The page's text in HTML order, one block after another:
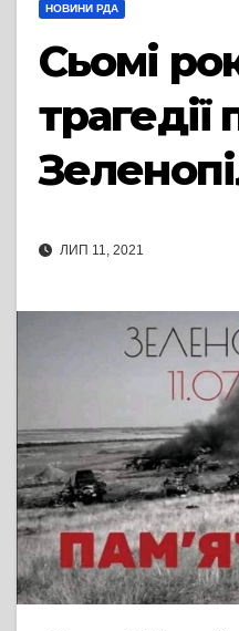
НОВИНИ РДА
Сьомі
трагедії
ЛИП 11, 2021